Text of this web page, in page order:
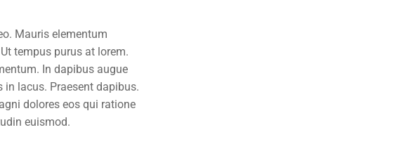
Mauris elementum
tempus purus at lorem.
In dapibus augue
lacus. Praesent dapibus.
dolores eos qui ratione
euismod.